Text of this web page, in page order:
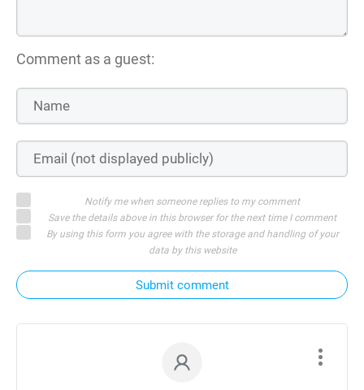
Comment as a guest:
Notify me when someone replies to my comment
Save the details above in this browser for the next time I comment
By using this form you agree with the storage and handling of your
data by this website
Submit comment